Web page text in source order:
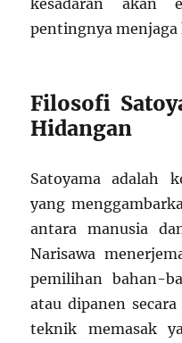
pentingnya menjaga
Filosofi
Hidangan
Satoyama adalah
yang
antara manusia
Narisawa
pemilihan bahan-
atau dipanen
teknik memasak